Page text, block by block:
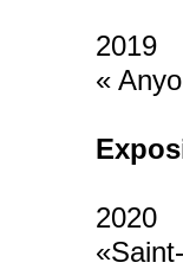
2019
«
2020